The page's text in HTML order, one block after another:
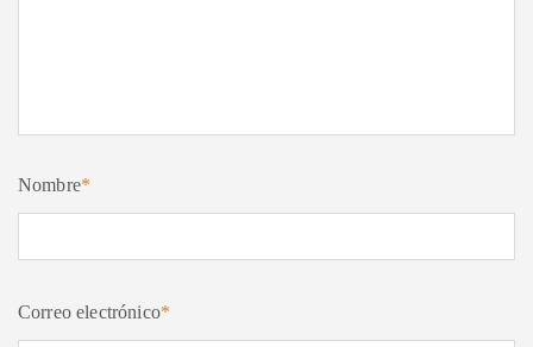
Nombre*
Correo electrónico*